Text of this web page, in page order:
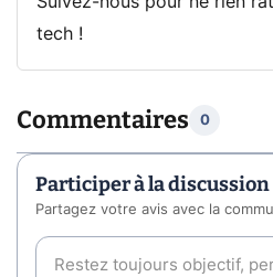
tech !
Commentaires 0
Participer à la discussion
Partagez votre avis avec la